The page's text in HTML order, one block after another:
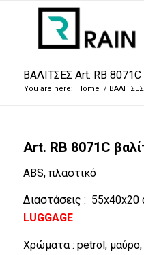
ΒΑΛΙΤΣΕΣ Art. RB 8071C
You are here: Home /
Art. RB 8071C
ABS, πλαστικό
Διαστάσεις : 55x40x20
LUGGAGE
Χρώματα : petrol, μαύρο,